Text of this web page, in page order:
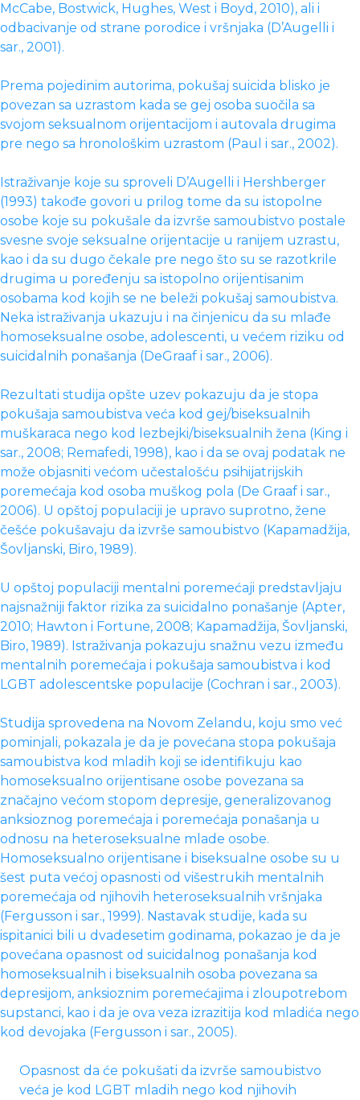
McCabe, Bostwick, Hughes, West i Boyd, 2010), ali i
odbacivanje od strane porodice i vršnjaka (D’Augelli i
sar., 2001).
Prema pojedinim autorima, pokušaj suicida blisko je
povezan sa uzrastom kada se gej osoba suočila sa
svojom seksualnom orijentacijom i autovala drugima
pre nego sa hronološkim uzrastom (Paul i sar., 2002).
Istraživanje koje su sproveli D’Augelli i Hershberger
(1993) takođe govori u prilog tome da su istopolne
osobe koje su pokušale da izvrše samoubistvo postale
svesne svoje seksualne orijentacije u ranijem uzrastu,
kao i da su dugo čekale pre nego što su se razotkrile
drugima u poređenju sa istopolno orijentisanim
osobama kod kojih se ne beleži pokušaj samoubistva.
Neka istraživanja ukazuju i na činjenicu da su mlađe
homoseksualne osobe, adolescenti, u većem riziku od
suicidalnih ponašanja (DeGraaf i sar., 2006).
Rezultati studija opšte uzev pokazuju da je stopa
pokušaja samoubistva veća kod gej/biseksualnih
muškaraca nego kod lezbejki/biseksualnih žena (King i
sar., 2008; Remafedi, 1998), kao i da se ovaj podatak ne
može objasniti većom učestalošću psihijatrijskih
poremećaja kod osoba muškog pola (De Graaf i sar.,
2006). U opštoj populaciji je upravo suprotno, žene
češće pokušavaju da izvrše samoubistvo (Kapamadžija,
Šovljanski, Biro, 1989).
U opštoj populaciji mentalni poremećaji predstavljaju
najsnažniji faktor rizika za suicidalno ponašanje (Apter,
2010; Hawton i Fortune, 2008; Kapamadžija, Šovljanski,
Biro, 1989). Istraživanja pokazuju snažnu vezu između
mentalnih poremećaja i pokušaja samoubistva i kod
LGBT adolescentske populacije (Cochran i sar., 2003).
Studija sprovedena na Novom Zelandu, koju smo već
pominjali, pokazala je da je povećana stopa pokušaja
samoubistva kod mladih koji se identifikuju kao
homoseksualno orijentisane osobe povezana sa
značajno većom stopom depresije, generalizovanog
anksioznog poremećaja i poremećaja ponašanja u
odnosu na heteroseksualne mlade osobe.
Homoseksualno orijentisane i biseksualne osobe su u
šest puta većoj opasnosti od višestrukih mentalnih
poremećaja od njihovih heteroseksualnih vršnjaka
(Fergusson i sar., 1999). Nastavak studije, kada su
ispitanici bili u dvadesetim godinama, pokazao je da je
povećana opasnost od suicidalnog ponašanja kod
homoseksualnih i biseksualnih osoba povezana sa
depresijom, anksioznim poremećajima i zloupotrebom
supstanci, kao i da je ova veza izrazitija kod mladića nego
kod devojaka (Fergusson i sar., 2005).
Opasnost da će pokušati da izvrše samoubistvo
veća je kod LGBT mladih nego kod njihovih